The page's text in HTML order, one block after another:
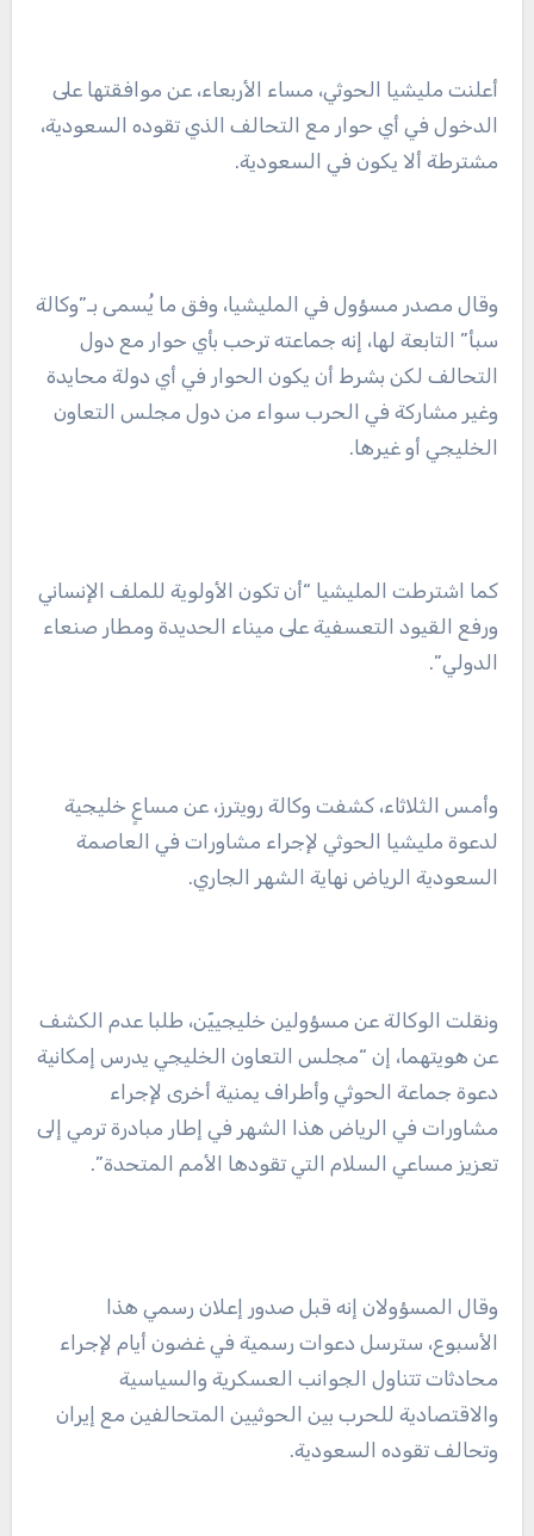
أعلنت مليشيا الحوثي، مساء الأربعاء، عن موافقتها على
الدخول في أي حوار مع التحالف الذي تقوده السعودية،
مشترطة ألا يكون في السعودية.
وقال مصدر مسؤول في المليشيا، وفق ما يُسمى بـ”وكالة
سبأ” التابعة لها، إنه جماعته ترحب بأي حوار مع دول
التحالف لكن بشرط أن يكون الحوار في أي دولة محايدة
وغير مشاركة في الحرب سواء من دول مجلس التعاون
الخليجي أو غيرها.
كما اشترطت المليشيا “أن تكون الأولوية للملف الإنساني
ورفع القيود التعسفية على ميناء الحديدة ومطار صنعاء
الدولي”.
وأمس الثلاثاء، كشفت وكالة رويترز، عن مساعٍ خليجية
لدعوة مليشيا الحوثي لإجراء مشاورات في العاصمة
السعودية الرياض نهاية الشهر الجاري.
ونقلت الوكالة عن مسؤولين خليجييّن، طلبا عدم الكشف
عن هويتهما، إن “مجلس التعاون الخليجي يدرس إمكانية
دعوة جماعة الحوثي وأطراف يمنية أخرى لإجراء
مشاورات في الرياض هذا الشهر في إطار مبادرة ترمي إلى
تعزيز مساعي السلام التي تقودها الأمم المتحدة”.
وقال المسؤولان إنه قبل صدور إعلان رسمي هذا
الأسبوع، سترسل دعوات رسمية في غضون أيام لإجراء
محادثات تتناول الجوانب العسكرية والسياسية
والاقتصادية للحرب بين الحوثيين المتحالفين مع إيران
وتحالف تقوده السعودية.